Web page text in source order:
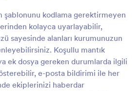
kodlama gerektirmeyen
kolayca uyarlayabilir,
sayesinde alanları kurumunuzun
Koşullu mantık
ek dosya gereken durumlarda ilgili
e-posta bildirimi ile her
ekiplerinizi haberdar